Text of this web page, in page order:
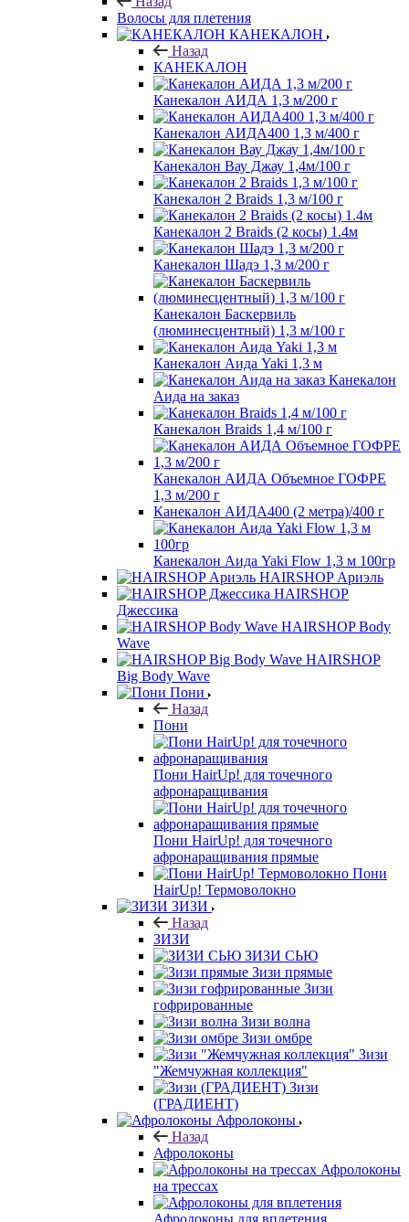
Волосы для плетения
КАНЕКАЛОН
Назад
КАНЕКАЛОН
Канекалон АИДА 1,3 м/200 г
Канекалон АИДА400 1,3 м/400 г
Канекалон Вау Джау 1,4м/100 г
Канекалон 2 Braids 1,3 м/100 г
Канекалон 2 Braids (2 косы) 1.4м
Канекалон Шадэ 1,3 м/200 г
Канекалон Баскервиль
(люминесцентный) 1,3 м/100 г
Канекалон Аида Yaki 1,3 м
Канекалон
Аида на заказ
Канекалон Braids 1,4 м/100 г
Канекалон АИДА Объемное ГОФРЕ
1,3 м/200 г
Канекалон АИДА400 (2 метра)/400 г
Канекалон Аида Yaki Flow 1,3 м 100гр
HAIRSHOP Ариэль
HAIRSHOP
Джессика
HAIRSHOP Body
Wave
HAIRSHOP
Big Body Wave
Пони
Назад
Пони
Пони HairUp! для точечного
афронаращивания
Пони HairUp! для точечного
афронаращивания прямые
Пони
HairUp! Термоволокно
ЗИЗИ
Назад
ЗИЗИ
ЗИЗИ СЬЮ
Зизи прямые
Зизи
гофрированные
Зизи волна
Зизи омбре
Зизи
"Жемчужная коллекция"
Зизи
(ГРАДИЕНТ)
Афролоконы
Назад
Афролоконы
Афролоконы
на трессах
Афролоконы для вплетения